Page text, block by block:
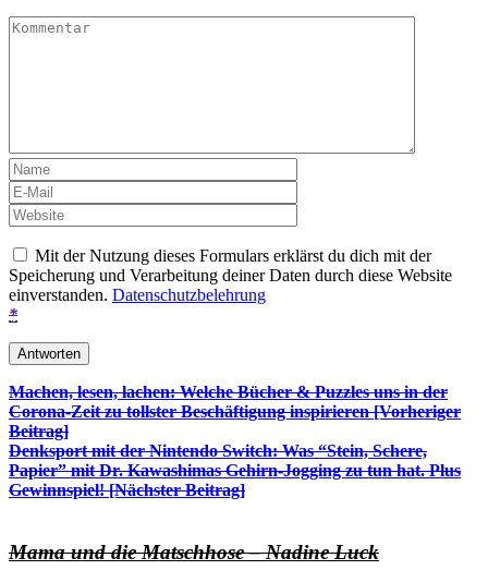
Mit der Nutzung dieses Formulars erklärst du dich mit der
Speicherung und Verarbeitung deiner Daten durch diese Website
einverstanden. Datenschutzbelehrung
*
Beitrags-
Navigation
Machen, lesen, lachen: Welche Bücher & Puzzles uns in der
Corona-Zeit zu tollster Beschäftigung inspirieren [Vorheriger
Beitrag]
Denksport mit der Nintendo Switch: Was “Stein, Schere,
Papier” mit Dr. Kawashimas Gehirn-Jogging zu tun hat. Plus
Gewinnspiel![Nächster Beitrag]
Mama und die Matschhose – Nadine Luck